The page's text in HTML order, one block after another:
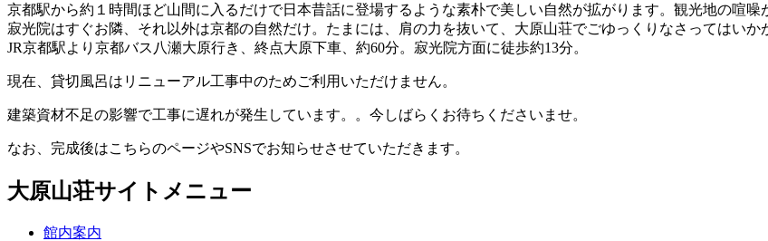
京都駅から約１時間ほど山間に入るだけで日本昔話に登場するような素朴で美しい自然が拡がります。観光地の喧
寂光院はすぐお隣、それ以外は京都の自然だけ。たまには、肩の力を抜いて、大原山荘でごゆっくりなさってはいか
JR京都駅より京都バス八瀬大原行き、終点大原下車、約60分。寂光院方面に徒歩約13分。
現在、貸切風呂はリニューアル工事中のためご利用いただけません。
建築資材不足の影響で工事に遅れが発生しています。。今しばらくお待ちくださいませ。
なお、完成後はこちらのページやSNSでお知らせさせていただきます。
大原山荘サイトメニュー
館内案内